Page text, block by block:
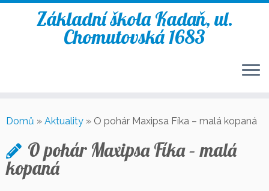
to
Základní škola Kadaň, ul.
Chomutovská 1683
Domů » Aktuality » O pohár Maxipsa Fíka – malá kopaná
O pohár Maxipsa Fíka – malá
kopaná